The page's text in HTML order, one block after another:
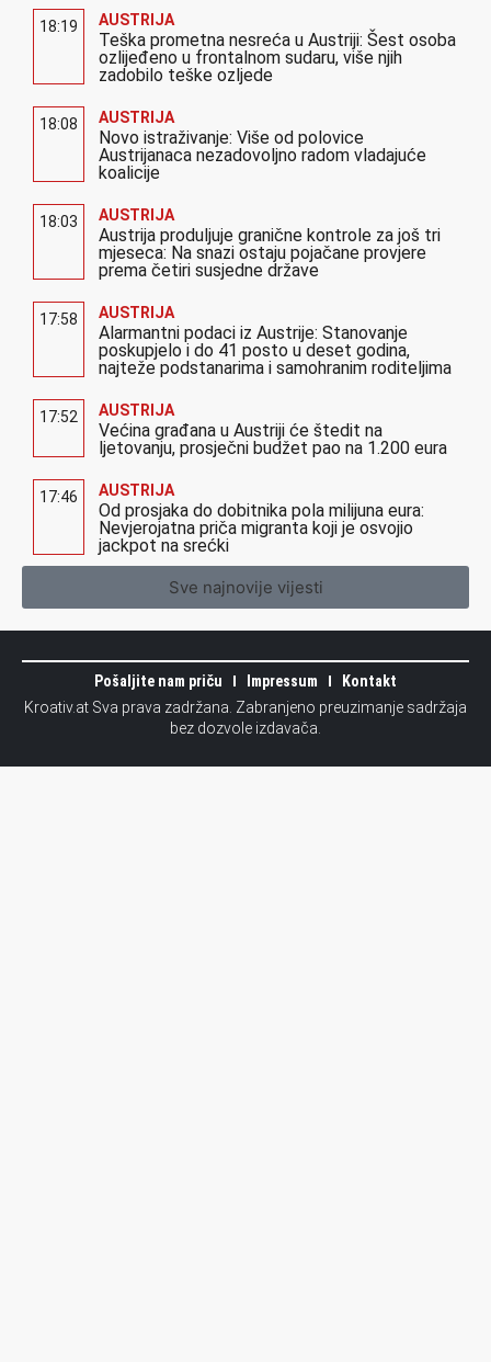
18:19 AUSTRIJA
Teška prometna nesreća u Austriji: Šest osoba
ozlijeđeno u frontalnom sudaru, više njih
zadobilo teške ozljede
18:08 AUSTRIJA
Novo istraživanje: Više od polovice
Austrijanaca nezadovoljno radom vladajuće
koalicije
18:03 AUSTRIJA
Austrija produljuje granične kontrole za još tri
mjeseca: Na snazi ostaju pojačane provjere
prema četiri susjedne države
17:58 AUSTRIJA
Alarmantni podaci iz Austrije: Stanovanje
poskupjelo i do 41 posto u deset godina,
najteže podstanarima i samohranim roditeljima
17:52 AUSTRIJA
Većina građana u Austriji će štedit na
ljetovanju, prosječni budžet pao na 1.200 eura
17:46 AUSTRIJA
Od prosjaka do dobitnika pola milijuna eura:
Nevjerojatna priča migranta koji je osvojio
jackpot na srećki
Sve najnovije vijesti
Pošaljite nam priču Impressum
Kontakt
Kroativ.at Sva prava zadržana. Zabranjeno preuzimanje sadržaja
bez dozvole izdavača.